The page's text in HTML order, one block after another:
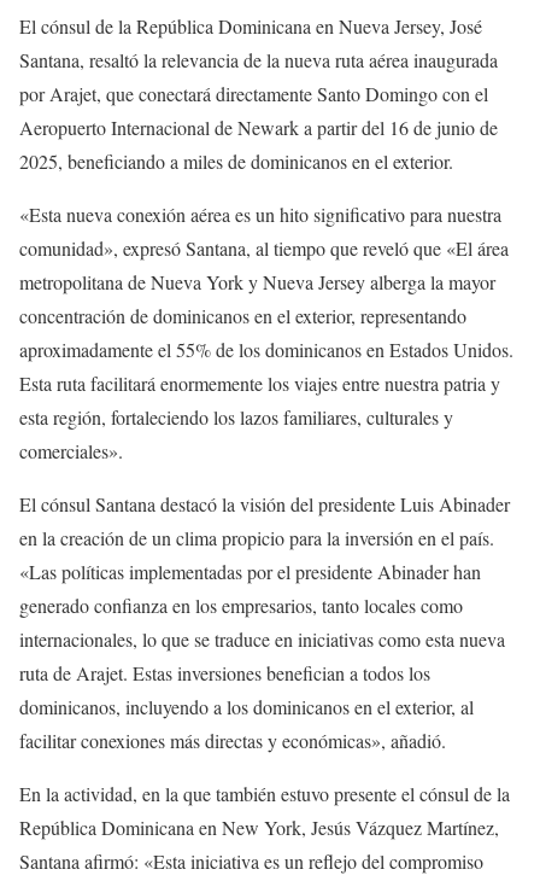
El cónsul de la República Dominicana en Nueva Jersey, José
Santana, resaltó la relevancia de la nueva ruta aérea inaugurada
por Arajet, que conectará directamente Santo Domingo con el
Aeropuerto Internacional de Newark a partir del 16 de junio de
2025, beneficiando a miles de dominicanos en el exterior.
«Esta nueva conexión aérea es un hito significativo para nuestra
comunidad», expresó Santana, al tiempo que reveló que «El área
metropolitana de Nueva York y Nueva Jersey alberga la mayor
concentración de dominicanos en el exterior, representando
aproximadamente el 55% de los dominicanos en Estados Unidos.
Esta ruta facilitará enormemente los viajes entre nuestra patria y
esta región, fortaleciendo los lazos familiares, culturales y
comerciales».
El cónsul Santana destacó la visión del presidente Luis Abinader
en la creación de un clima propicio para la inversión en el país.
«Las políticas implementadas por el presidente Abinader han
generado confianza en los empresarios, tanto locales como
internacionales, lo que se traduce en iniciativas como esta nueva
ruta de Arajet. Estas inversiones benefician a todos los
dominicanos, incluyendo a los dominicanos en el exterior, al
facilitar conexiones más directas y económicas», añadió.
En la actividad, en la que también estuvo presente el cónsul de la
República Dominicana en New York, Jesús Vázquez Martínez,
Santana afirmó: «Esta iniciativa es un reflejo del compromiso